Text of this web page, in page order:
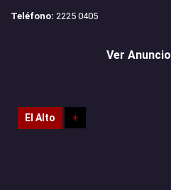
Teléfono: 2225 0405
Ver Anuncio
El Alto +